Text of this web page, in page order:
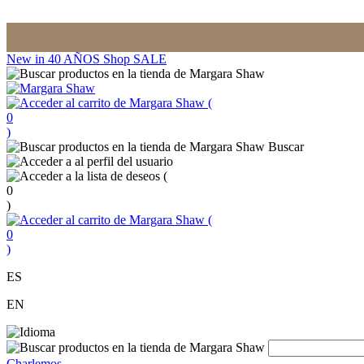
New in 40 AÑOS Shop SALE
(
0
)
Buscar
(
0
)
(
0
)
ES
EN